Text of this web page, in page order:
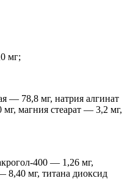
мг;
— 78,8 мг, натрия алгинат
магния стеарат — 3,2 мг,
— 1,26 мг,
8,40 мг, титана диоксид